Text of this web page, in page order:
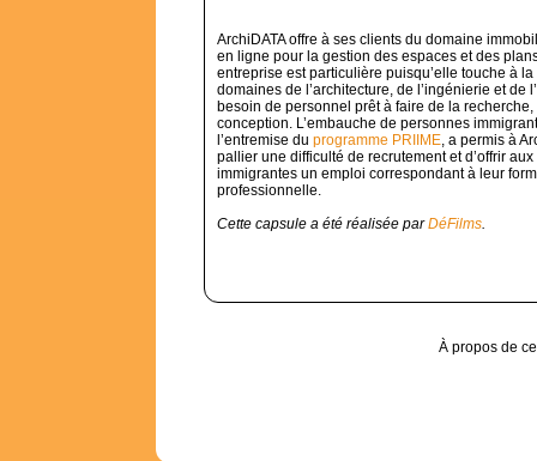
ArchiDATA offre à ses clients du domaine
en ligne pour la gestion des espaces et des
entreprise est particulière puisqu’elle touche à la
domaines de l’architecture, de l’ingénierie et de
besoin de personnel prêt à faire de la
conception. L’embauche de personnes
l’entremise du programme PRIIME, a permis à
pallier une difficulté de recrutement et d’offrir
immigrantes un emploi correspondant à leur
professionnelle.
Cette capsule a été réalisée parDéFilms.
À propos de